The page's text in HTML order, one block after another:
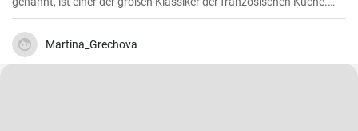
Das Rezept stammt aus dem Burgund, der Heimat des berühmten
gleichnamigen Rotweins, wo das Rindfleisch langsam gegart wird.
Martina_Grechova